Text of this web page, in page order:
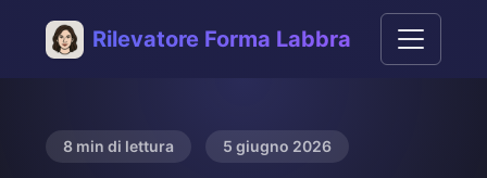
Rilevatore Forma Labbra
8 min di lettura 5 giugno 2026